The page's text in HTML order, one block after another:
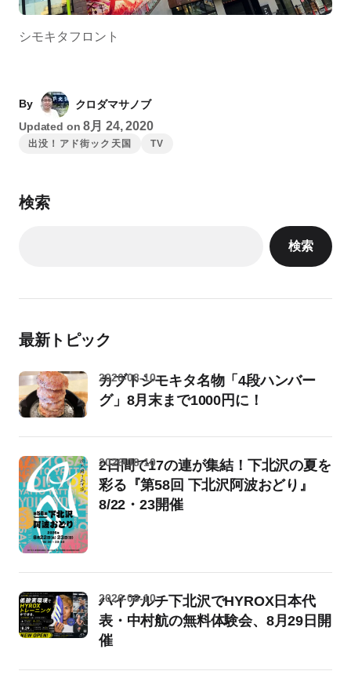
シモキタフロント
By
クロダマサノブ
Updated on 8月 24, 2020
出没！アド街ック天国 TV
検索
検索
最新トピック
カブトシモキタ名物「4段ハンバー
グ」8月末まで1000円に！
2026-08-10
2日間で17の連が集結！下北沢の夏を
彩る『第58回 下北沢阿波おどり』
8/22・23開催
2026-08-10
ハイアルチ下北沢でHYROX日本代
表・中村航の無料体験会、8月29日開
催
2026-08-10